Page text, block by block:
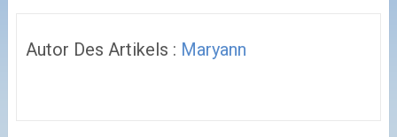
Autor Des Artikels : Maryann